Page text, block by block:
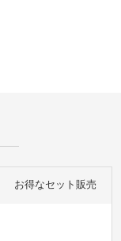
お得なセット販売